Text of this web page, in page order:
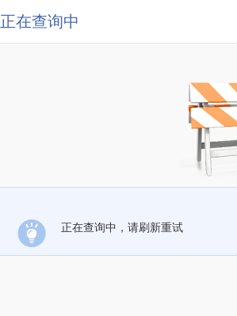
正在查询中
正在查询中，请刷新重试